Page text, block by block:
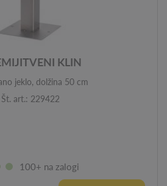
KLIN
jeklo, dolžina 50 cm
Št. art.: 229422
100+ na zalogi